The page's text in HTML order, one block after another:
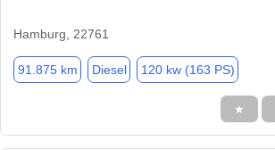
Hamburg, 22761
91.875 km Diesel 120 kw (163 PS)
★